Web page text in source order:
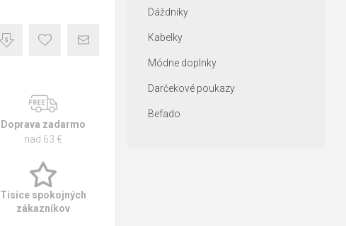
Doprava zadarmo
nad 63 €
Tisíce spokojných
zákazníkov
Dáždniky
Kabelky
Módne doplnky
Darčekové poukazy
Befado